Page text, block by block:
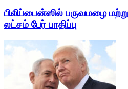
பிலிப்பைன்ஸில் பருவமழை
லட்சம் பேர் பாதிப்பு